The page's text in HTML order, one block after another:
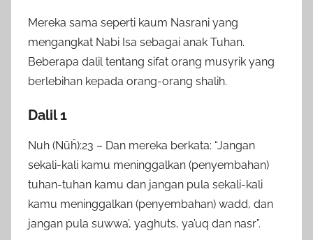
Mereka sama seperti kaum Nasrani yang
mengangkat Nabi Isa sebagai anak Tuhan.
Beberapa dalil tentang sifat orang musyrik yang
berlebihan kepada orang-orang shalih.
Dalil 1
Nuh (Nūĥ):23 – Dan mereka berkata: “Jangan
sekali-kali kamu meninggalkan (penyembahan)
tuhan-tuhan kamu dan jangan pula sekali-kali
kamu meninggalkan (penyembahan) wadd, dan
jangan pula suwwa’, yaghuts, ya’uq dan nasr”.